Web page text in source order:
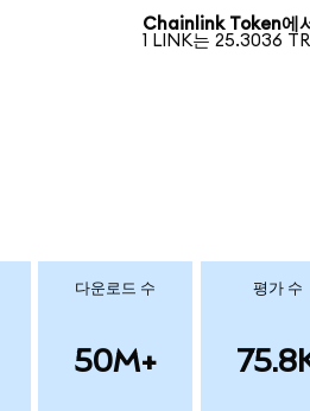
Chainlink Token에
1 LINK는 25.3036
다운로드 수
50M+
평가 수